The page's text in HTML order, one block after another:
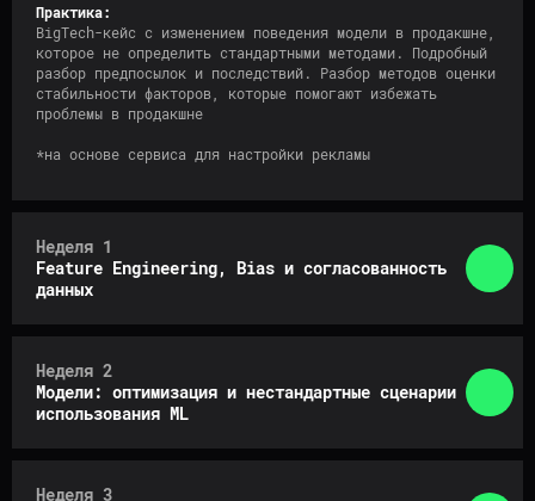
Практика:
BigTech-кейс с изменением поведения модели в продакшне,
которое не определить стандартными методами. Подробный
разбор предпосылок и последствий. Разбор методов оценки
стабильности факторов, которые помогают избежать
проблемы в продакшне
*на основе сервиса для настройки рекламы
Неделя 1
Feature Engineering, Bias и согласованность
данных
Неделя 2
Модели: оптимизация и нестандартные сценарии
использования ML
Неделя 3
и взаимодействовать
с инфраструктурой
Заполнить анкету предзаписи
ВЕСЬ ПРОЦЕСС
ОБУЧЕНИЯ ПО ШАГАМ